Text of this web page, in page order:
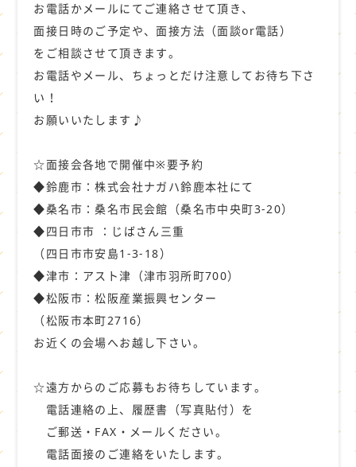
お電話かメールにてご連絡させて頂き、
面接日時のご予定や、面接方法（面談or電話）
をご相談させて頂きます。
お電話やメール、ちょっとだけ注意してお待ち下さ
い！
お願いいたします♪
☆面接会各地で開催中※要予約
◆鈴鹿市：株式会社ナガハ鈴鹿本社にて
◆桑名市：桑名市民会館（桑名市中央町3-20）
◆四日市市 ：じばさん三重
（四日市市安島1-3-18）
◆津市：アスト津（津市羽所町700）
◆松阪市：松阪産業振興センター
（松阪市本町2716）
お近くの会場へお越し下さい。
☆遠方からのご応募もお待ちしています。
電話連絡の上、履歴書（写真貼付）を
ご郵送・FAX・メールください。
電話面接のご連絡をいたします。